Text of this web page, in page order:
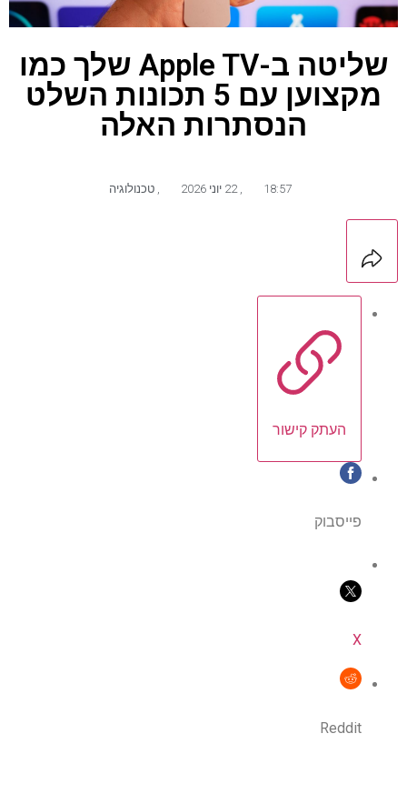
שליטה ב-Apple TV שלך כמו
מקצוען עם 5 תכונות השלט
הנסתרות האלה
18:57 22 יוני 2026 טכנולוגיה
העתק קישור
פייסבוק
X
Reddit